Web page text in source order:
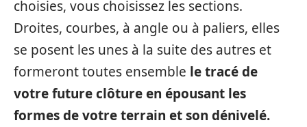
choisies, vous choisissez les sections.
Droites, courbes, à angle ou à paliers, elles
se posent les unes à la suite des autres et
formeront toutes ensemble le tracé de
votre future clôture en épousant les
formes de votre terrain et son dénivelé.